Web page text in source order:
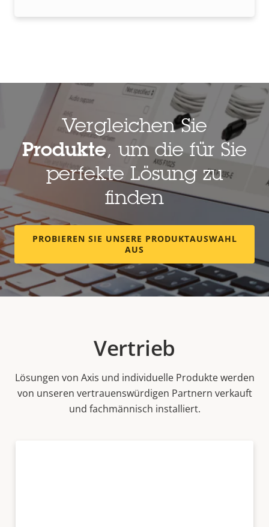
Vergleichen Sie
Produkte, um die für Sie
perfekte Lösung zu
finden
PROBIEREN SIE UNSERE PRODUKTAUSWAHL
AUS
Vertrieb
Lösungen von Axis und individuelle Produkte werden
von unseren vertrauenswürdigen Partnern verkauft
und fachmännisch installiert.